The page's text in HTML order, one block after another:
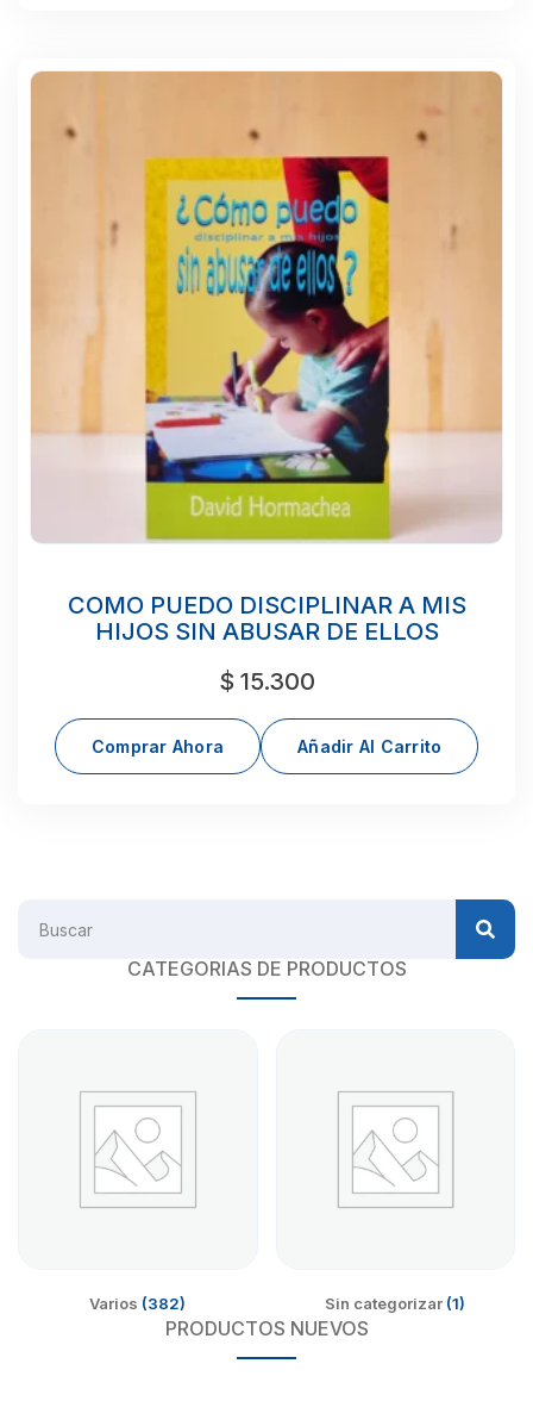
COMO PUEDO DISCIPLINAR A MIS
HIJOS SIN ABUSAR DE ELLOS
$ 15.300
Comprar Ahora Añadir Al Carrito
CATEGORIAS DE PRODUCTOS
Varios (382) Sin categorizar (1)
PRODUCTOS NUEVOS